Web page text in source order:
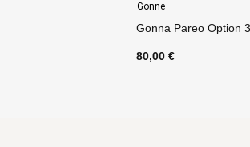
Gonne
Gonna Samba Option
75,00 €